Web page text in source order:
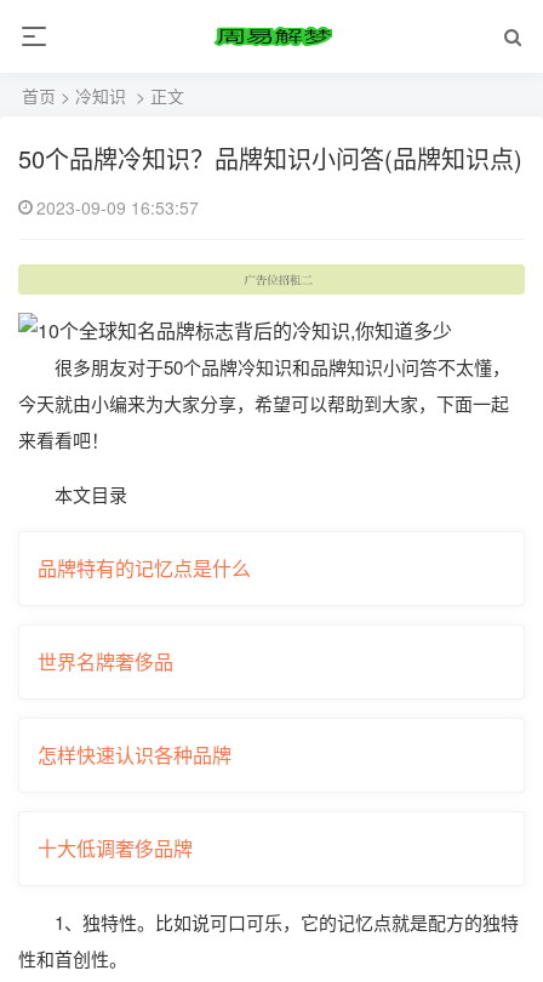
首页 > 冷知识 > 正文
50个品牌冷知识？品牌知识小问答(品牌知识点)
2023-09-09 16:53:57
很多朋友对于50个品牌冷知识和品牌知识小问答不太懂，
今天就由小编来为大家分享，希望可以帮助到大家，下面一起
来看看吧！
本文目录
品牌特有的记忆点是什么
世界名牌奢侈品
怎样快速认识各种品牌
十大低调奢侈品牌
1、独特性。比如说可口可乐，它的记忆点就是配方的独特
性和首创性。